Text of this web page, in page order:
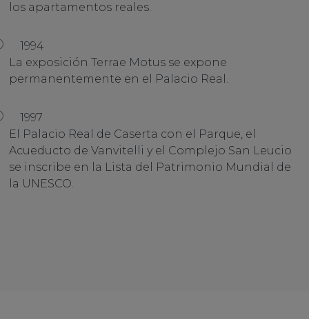
los apartamentos reales.
1994
La exposición Terrae Motus se expone
permanentemente en el Palacio Real.
1997
El Palacio Real de Caserta con el Parque, el
Acueducto de Vanvitelli y el Complejo San Leucio
se inscribe en la Lista del Patrimonio Mundial de
la UNESCO.